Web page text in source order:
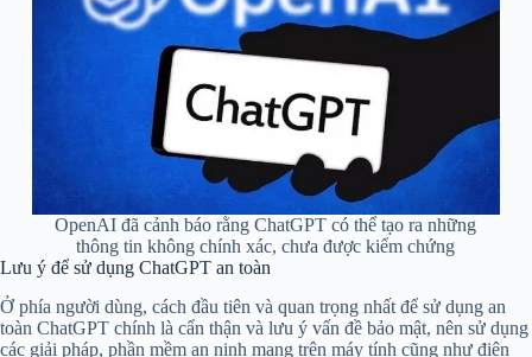
OpenAI đã cảnh báo rằng ChatGPT có thể tạo ra những
thông tin không chính xác, chưa được kiểm chứng
Lưu ý để sử dụng ChatGPT an toàn
Ở phía người dùng, cách đầu tiên và quan trọng nhất để sử dụng an
toàn ChatGPT chính là cẩn thận và lưu ý vấn đề bảo mật, nên sử dụng
các giải pháp, phần mềm an ninh mạng trên máy tính cũng như điện